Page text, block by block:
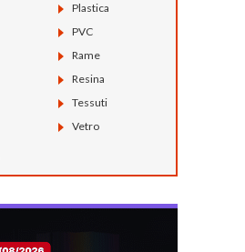
Plastica
PVC
Rame
Resina
Tessuti
Vetro